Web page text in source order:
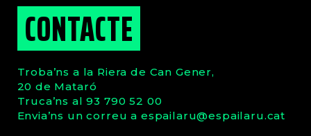
CONTACTE
Troba’ns a la Riera de Can Gener,
20 de Mataró
Truca’ns al 93 790 52 00
Envia’ns un correu a espailaru@espailaru.cat